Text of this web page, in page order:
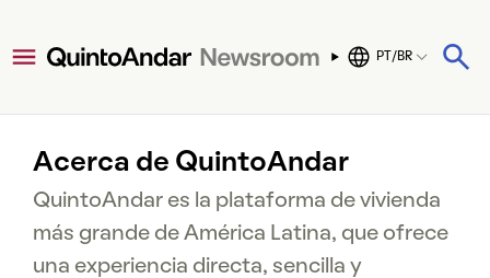
PT/BR
Acerca de QuintoAndar
QuintoAndar es la plataforma de vivienda
más grande de América Latina, que ofrece
una experiencia directa, sencilla y